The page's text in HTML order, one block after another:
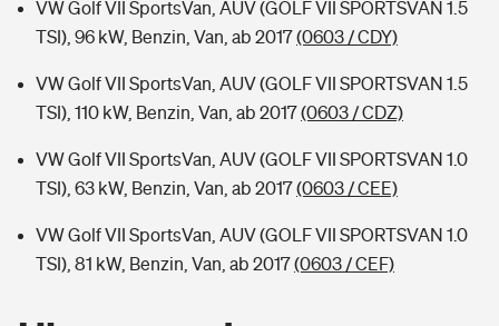
VW Golf VII SportsVan, AUV (GOLF VII SPORTSVAN 1.5
TSI), 96 kW, Benzin, Van, ab 2017(0603 / CDY)
VW Golf VII SportsVan, AUV (GOLF VII SPORTSVAN 1.5
TSI), 110 kW, Benzin, Van, ab 2017(0603 / CDZ)
VW Golf VII SportsVan, AUV (GOLF VII SPORTSVAN 1.0
TSI), 63 kW, Benzin, Van, ab 2017(0603 / CEE)
VW Golf VII SportsVan, AUV (GOLF VII SPORTSVAN 1.0
TSI), 81 kW, Benzin, Van, ab 2017(0603 / CEF)